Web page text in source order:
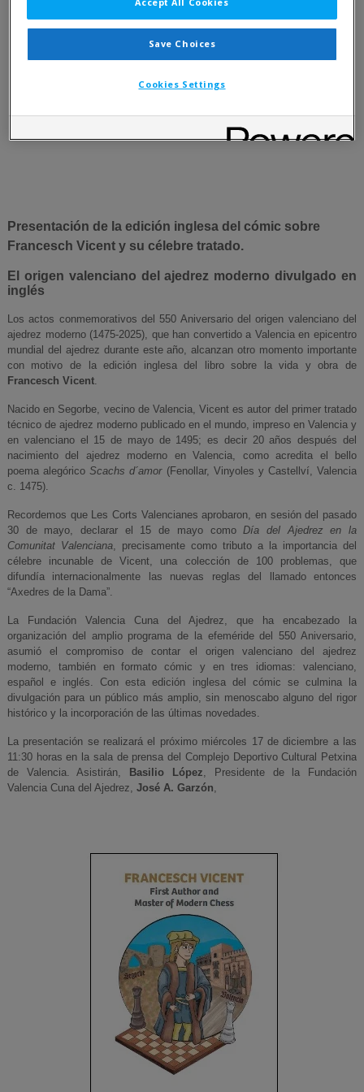
Presentación de la edición inglesa del cómic sobre
Francesch Vicent y su célebre tratado.
El origen valenciano del ajedrez moderno divulgado en
inglés
Los actos conmemorativos del 550 Aniversario del origen valenciano del
ajedrez moderno (1475-2025), que han convertido a Valencia en epicentro
mundial del ajedrez durante este año, alcanzan otro momento importante
con motivo de la edición inglesa del libro sobre la vida y obra de
Francesch Vicent.
Nacido en Segorbe, vecino de Valencia, Vicent es autor del primer tratado
técnico de ajedrez moderno publicado en el mundo, impreso en Valencia y
en valenciano el 15 de mayo de 1495; es decir 20 años después del
nacimiento del ajedrez moderno en Valencia, como acredita el bello
poema alegóricoScachs d´amor(Fenollar, Vinyoles y Castellví, Valencia
c. 1475).
Recordemos que Les Corts Valencianes aprobaron, en sesión del pasado
30 de mayo, declarar el 15 de mayo comoDía del Ajedrez en la
Comunitat Valenciana, precisamente como tributo a la importancia del
célebre incunable de Vicent, una colección de 100 problemas, que
difundía internacionalmente las nuevas reglas del llamado entonces
“Axedres de la Dama”.
La Fundación Valencia Cuna del Ajedrez, que ha encabezado la
organización del amplio programa de la efeméride del 550 Aniversario,
asumió el compromiso de contar el origen valenciano del ajedrez
moderno, también en formato cómic y en tres idiomas: valenciano,
español e inglés. Con esta edición inglesa del cómic se culmina la
divulgación para un público más amplio, sin menoscabo alguno del rigor
histórico y la incorporación de las últimas novedades.
La presentación se realizará el próximo miércoles 17 de diciembre a las
11:30 horas en la sala de prensa del Complejo Deportivo Cultural Petxina
de Valencia. Asistirán, Basilio López , Presidente de la Fundación
Valencia Cuna del Ajedrez, José A. Garzón
Accept All Cookies
Save Choices
Cookies Settings